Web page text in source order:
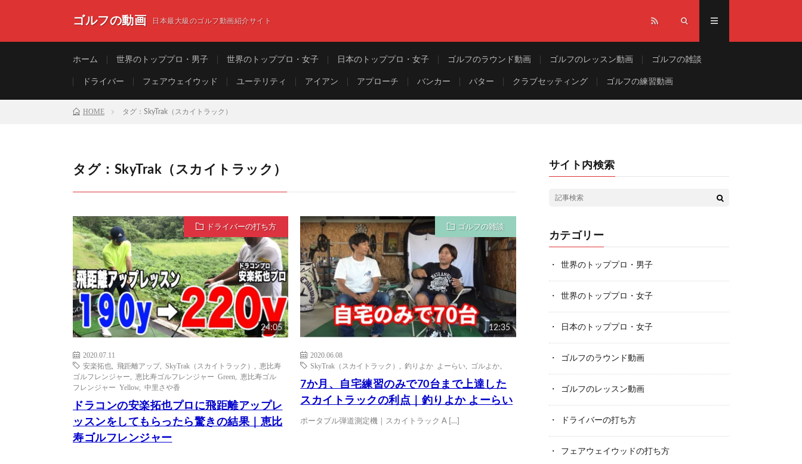
ゴルフの動画 日本最大級のゴルフ動画紹介サイト
ホーム 世界のトッププロ・男子 世界のトッププロ・女子 日本のトッププロ・女子 ゴルフのラウンド動画 ゴルフのレッスン動画 ゴルフの雑談
ドライバー フェアウェイウッド ユーテリティ アイアン アプローチ バンカー パター クラブセッティング ゴルフの練習動画
HOME タグ：SkyTrak（スカイトラック）
タグ：SkyTrak（スカイトラック）
ドライバーの打ち方
24:05
2020.07.11
安楽拓也
飛距離アップ, SkyTrak（スカイトラック）
恵比寿
ゴルフレンジャー
恵比寿ゴルフレンジャー Green
恵比寿ゴル
フレンジャー Yellow, 中里さや香
ドラコンの安楽拓也プロに飛距離アップレ
ッスンをしてもらったら驚きの結果｜恵比
寿ゴルフレンジャー
ゴルフの雑談
12:35
2020.06.08
SkyTrak（スカイトラック）
,釣りよか よーらい ゴルよか。
7か月、自宅練習のみで70台まで上達した
スカイトラックの利点｜釣りよか よーらい
ポータブル弾道測定機｜スカイトラック A […]
サイト内検索
カテゴリー
世界のトッププロ・男子
世界のトッププロ・女子
日本のトッププロ・女子
ゴルフのラウンド動画
ゴルフのレッスン動画
ドライバーの打ち方
フェアウェイウッドの打ち方